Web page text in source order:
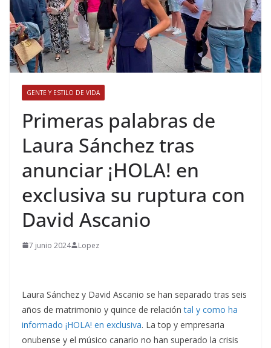
GENTE Y ESTILO DE VIDA
​Primeras palabras de
Laura Sánchez tras
anunciar ¡HOLA! en
exclusiva su ruptura con
David Ascanio
7 junio 2024 Lopez
Laura Sánchez y David Ascanio se han separado tras seis
años de matrimonio y quince de relacióntal y como ha
informado ¡HOLA! en exclusiva. La top y empresaria
onubense y el músico canario no han superado la crisis